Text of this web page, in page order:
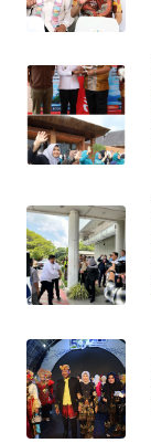
KONSUMEN
FORWAMKI
FORJASIDA
TAMBANG
SITUNGIR
NEWS